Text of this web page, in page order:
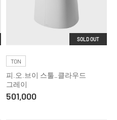
SOLD OUT
TON
피.오.브이 스툴_클라우드
그레이
501,000